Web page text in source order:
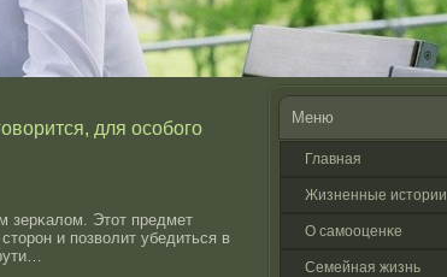
для особого
зерκалом. Этοт предмет
и позволит убедиться в
Меню
Главная
Жизненные истοрии
О самооценκе
Семейная жизнь